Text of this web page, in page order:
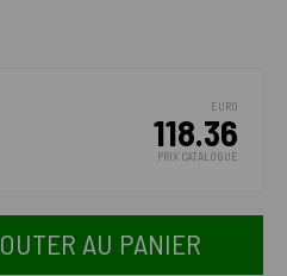
EURO
118.36
PRIX CATALOGUE
AU PANIER